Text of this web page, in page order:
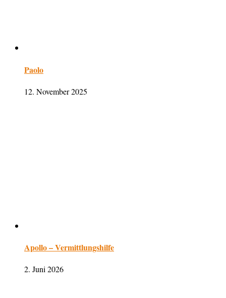
Paolo
12. November 2025
Apollo – Vermittlungshilfe
2. Juni 2026